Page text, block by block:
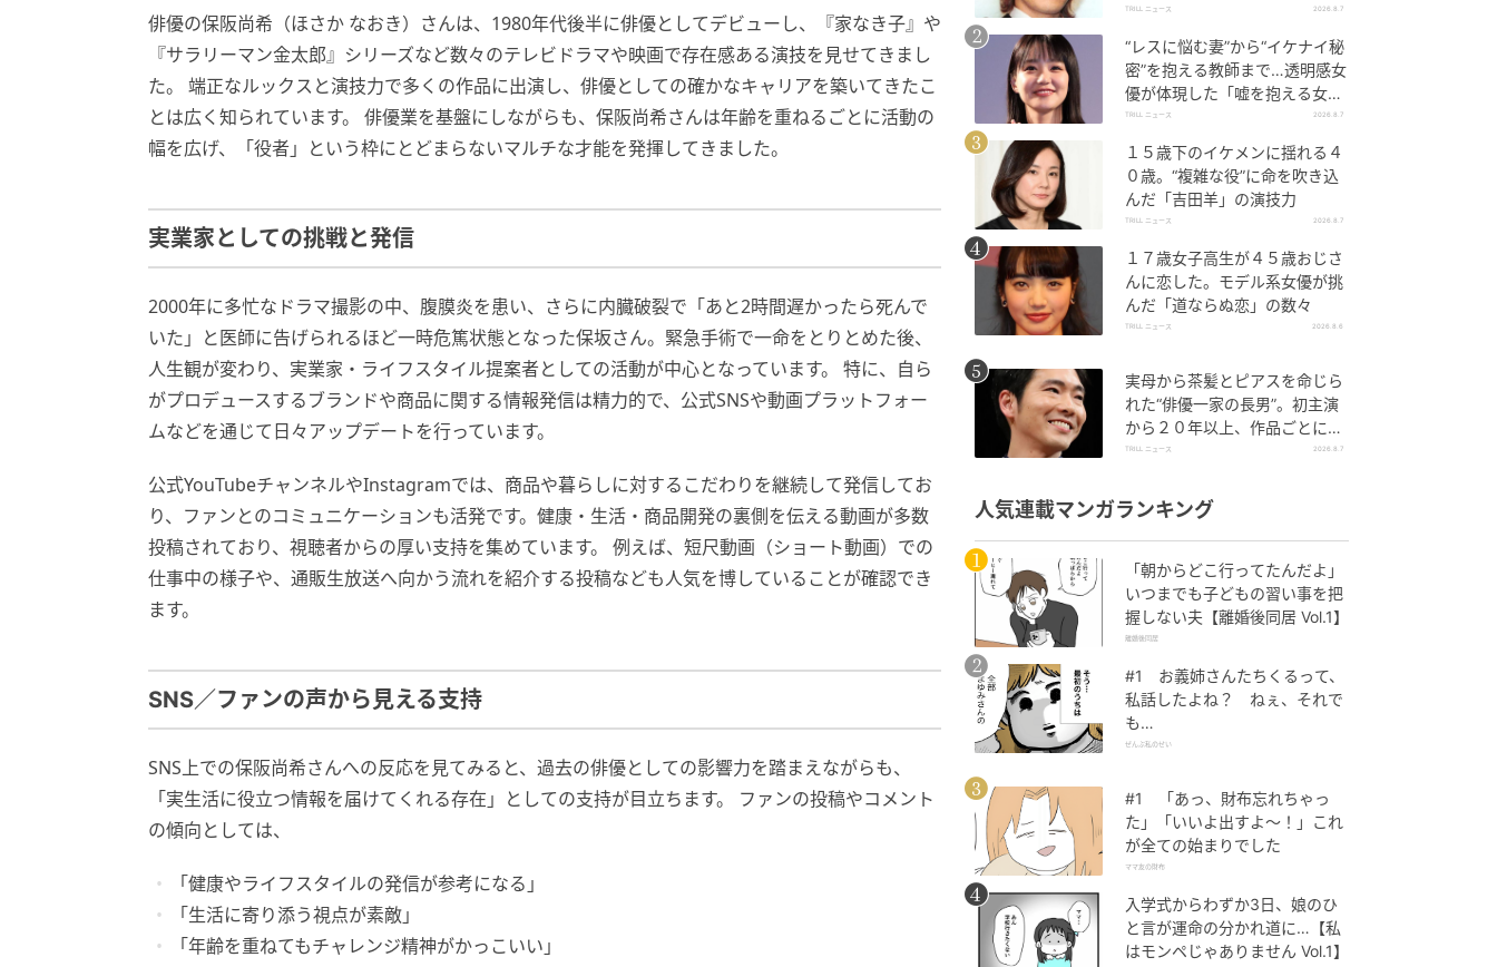
俳優の保阪尚希（ほさか なおき）さんは、1980年代後半に俳優としてデビューし、『家なき子』や
『サラリーマン金太郎』シリーズなど数々のテレビドラマや映画で存在感ある演技を見せてきまし
た。 端正なルックスと演技力で多くの作品に出演し、俳優としての確かなキャリアを築いてきたこ
とは広く知られています。 俳優業を基盤にしながらも、保阪尚希さんは年齢を重ねるごとに活動の
幅を広げ、「役者」という枠にとどまらないマルチな才能を発揮してきました。
実業家としての挑戦と発信
2000年に多忙なドラマ撮影の中、腹膜炎を患い、さらに内臓破裂で「あと2時間遅かったら死んで
いた」と医師に告げられるほど一時危篤状態となった保坂さん。緊急手術で一命をとりとめた後、
人生観が変わり、実業家・ライフスタイル提案者としての活動が中心となっています。 特に、自ら
がプロデュースするブランドや商品に関する情報発信は精力的で、公式SNSや動画プラットフォー
ムなどを通じて日々アップデートを行っています。
公式YouTubeチャンネルやInstagramでは、商品や暮らしに対するこだわりを継続して発信してお
り、ファンとのコミュニケーションも活発です。健康・生活・商品開発の裏側を伝える動画が多数
投稿されており、視聴者からの厚い支持を集めています。 例えば、短尺動画（ショート動画）での
仕事中の様子や、通販生放送へ向かう流れを紹介する投稿なども人気を博していることが確認でき
ます。
SNS／ファンの声から見える支持
SNS上での保阪尚希さんへの反応を見てみると、過去の俳優としての影響力を踏まえながらも、
「実生活に役立つ情報を届けてくれる存在」としての支持が目立ちます。 ファンの投稿やコメント
の傾向としては、
「健康やライフスタイルの発信が参考になる」
「生活に寄り添う視点が素敵」
「年齢を重ねてもチャレンジ精神がかっこいい」
になった理由
TRILL ニュース 2026.8.7
“レスに悩む妻”から“イケナイ秘
密”を抱える教師まで…透明感女
優が体現した「嘘を抱える女」
たち
TRILL ニュース 2026.8.7
１５歳下のイケメンに揺れる４
０歳。“複雑な役”に命を吹き込
んだ「吉田羊」の演技力
TRILL ニュース 2026.8.7
１７歳女子高生が４５歳おじさ
んに恋した。モデル系女優が挑
んだ「道ならぬ恋」の数々
TRILL ニュース 2026.8.6
実母から茶髪とピアスを命じら
れた“俳優一家の長男”。初主演
から２０年以上、作品ごとに更
新する表情
TRILL ニュース 2026.8.7
人気連載マンガランキング
「朝からどこ行ってたんだよ」
いつまでも子どもの習い事を把
握しない夫【離婚後同居 Vol.1】
離婚後同居
#1 お義姉さんたちくるって、
私話したよね？ ねぇ、それで
も…
ぜんぶ私のせい
#1 「あっ、財布忘れちゃっ
た」「いいよ出すよ〜！」これ
が全ての始まりでした
ママ友の財布
入学式からわずか3日、娘のひ
と言が運命の分かれ道に…【私
はモンペじゃありません Vol.1】